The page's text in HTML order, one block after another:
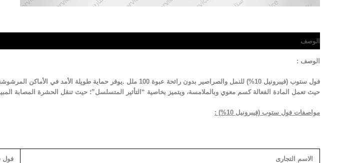
الوصف
الوصف :
حيث تعمل المادة الفعالة كسم معوي وبالملامسة، ويتميز بخاصية “التأثير المتسلسل”؛ حيث تنقل الحشرة المصابة
مواصفات فول ستوب (فيبرونيل 10%) :
الاسم التجارى فول